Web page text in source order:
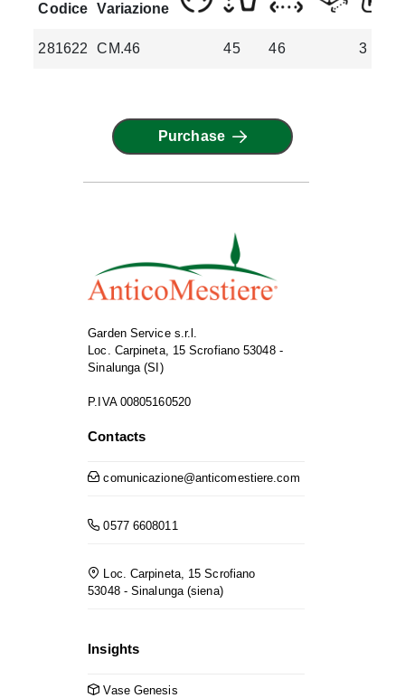
Codice Variazione
281622 CM.46 45 46 3
Purchase
Garden Service s.r.l.
Loc. Carpineta, 15 Scrofiano 53048 -
Sinalunga (SI)
P.IVA 00805160520
Contacts
comunicazione@anticomestiere.com
0577 6608011
Loc. Carpineta, 15 Scrofiano
53048 - Sinalunga (siena)
Insights
Vase Genesis